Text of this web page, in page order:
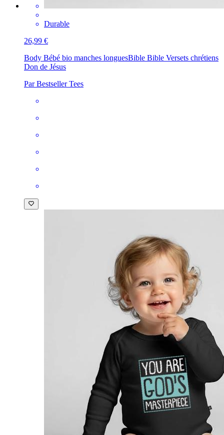
Durable
26,99 €
Body Bébé bio manches longuesBible Bible Versets chrétiens
Don de Jésus
Par Bestseller Tees